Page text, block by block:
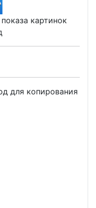
картинок
для копирования